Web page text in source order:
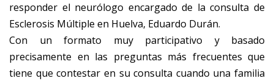
responder el neurólogo encargado de la consulta de
Esclerosis Múltiple en Huelva, Eduardo Durán.
Con un formato muy participativo y basado
precisamente en las preguntas más frecuentes que
tiene que contestar en su consulta cuando una familia